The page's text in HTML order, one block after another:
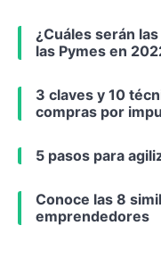
¿Cuáles serán
las Pymes en
3 claves y 10
compras por
5 pasos para
Conoce las 8
emprendedores